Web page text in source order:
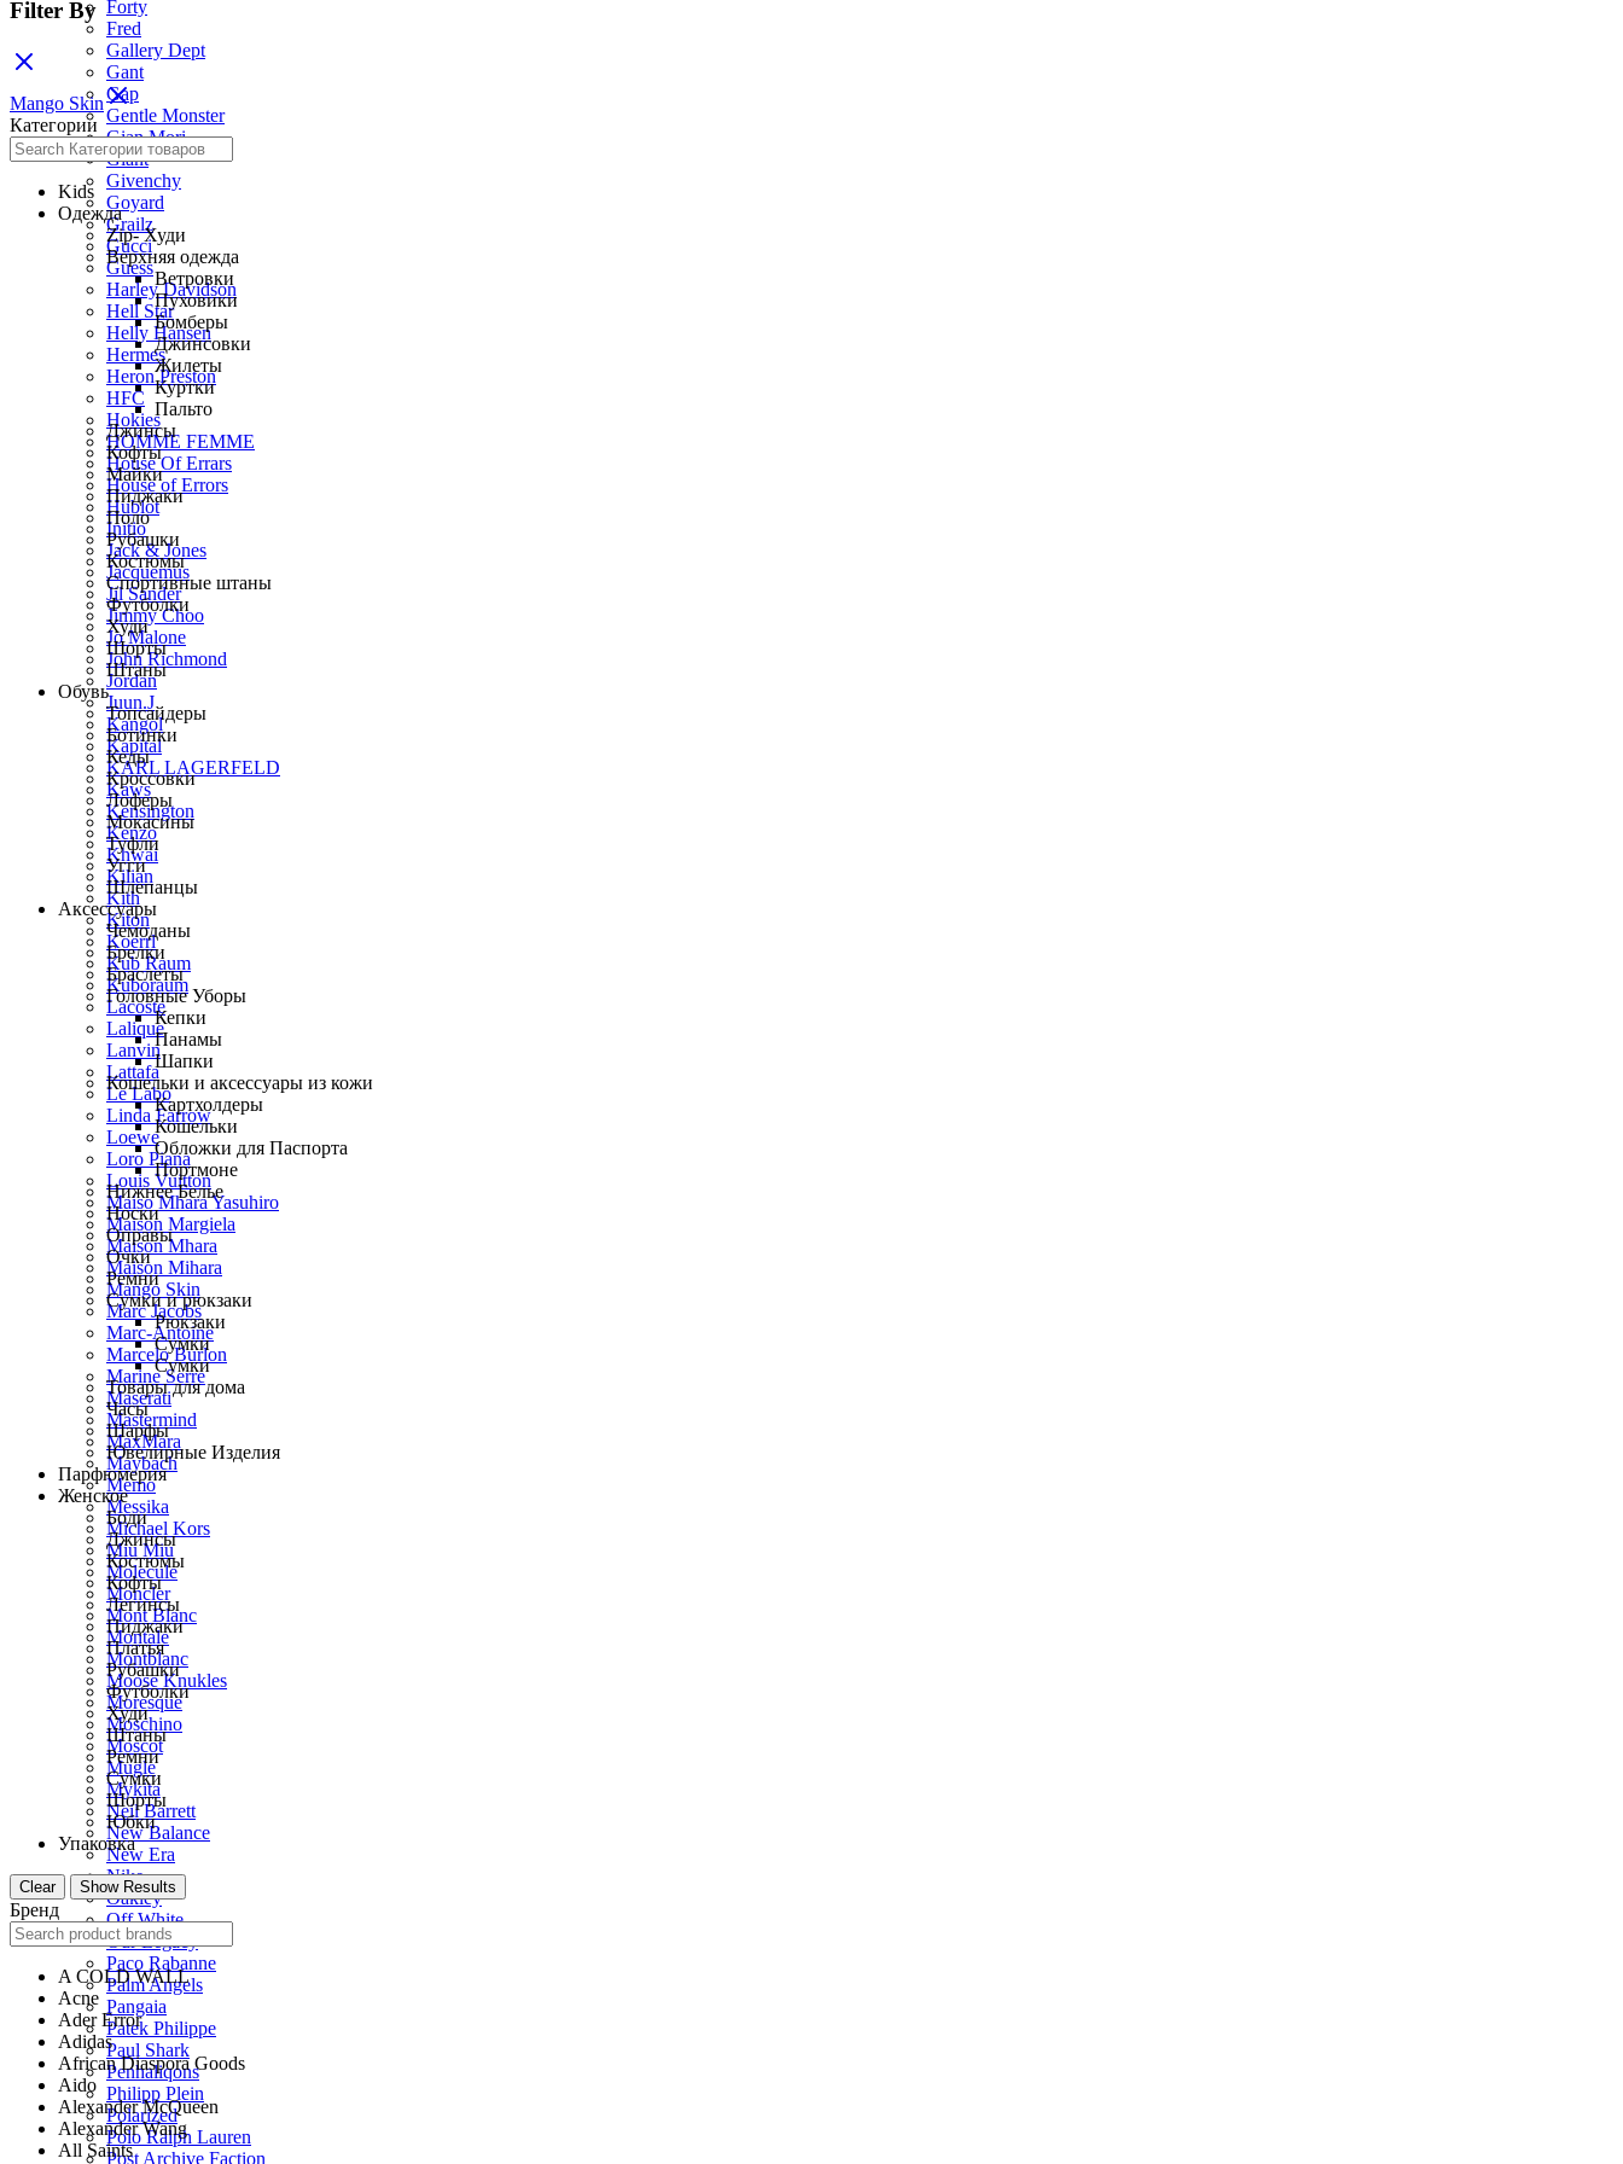
Forty
Fred
Gallery Dept
Gant
Gap
Gentle Monster
Gian Mori
Giant
Givenchy
Goyard
Grailz
Gucci
Guess
Harley Davidson
Hell Star
Helly Hansen
Hermes
Heron Preston
HFC
Hokies
HOMME FEMME
House Of Errars
House of Errors
Hublot
Initio
Jack & Jones
Jacquemus
Jil Sander
Jimmy Choo
Jo Malone
John Richmond
Jordan
Juun.J
Kangol
Kapital
KARL LAGERFELD
Kaws
Kensington
Kenzo
Khwai
Kilian
Kith
Kiton
Koerrl
Kub Raum
Kuboraum
Lacoste
Lalique
Lanvin
Lattafa
Le Labo
Linda Farrow
Loewe
Loro Piana
Louis Vuitton
Maiso Mhara Yasuhiro
Maison Margiela
Maison Mhara
Maison Mihara
Mango Skin
Marc Jacobs
Marc-Antoine
Marcelo Burlon
Marine Serre
Maserati
Mastermind
MaxMara
Maybach
Memo
Messika
Michael Kors
Miu Miu
Molecule
Moncler
Mont Blanc
Montale
Montblanc
Moose Knukles
Moresque
Moschino
Moscot
Mugle
Mykita
Neil Barrett
New Balance
New Era
Nike
Oakley
Off White
Our Legacy
Paco Rabanne
Palm Angels
Pangaia
Patek Philippe
Paul Shark
Penhaliqons
Philipp Plein
Polarized
Polo Ralph Lauren
Post Archive Faction
Filter By
Mango Skin
Категории
Kids
Одежда
Zip- Худи
Верхняя одежда
Ветровки
Пуховики
Бомберы
Джинсовки
Жилеты
Куртки
Пальто
Джинсы
Кофты
Майки
Пиджаки
Поло
Рубашки
Костюмы
Спортивные штаны
Футболки
Худи
Шорты
Штаны
Обувь
Топсайдеры
Ботинки
Кеды
Кроссовки
Лоферы
Мокасины
Туфли
Угги
Шлепанцы
Аксессуары
Чемоданы
Брелки
Браслеты
Головные Уборы
Кепки
Панамы
Шапки
Кошельки и аксессуары из кожи
Картхолдеры
Кошельки
Обложки для Паспорта
Портмоне
Нижнее Белье
Носки
Оправы
Очки
Ремни
Сумки и рюкзаки
Рюкзаки
Сумки
Сумки
Товары для дома
Часы
Шарфы
Ювелирные Изделия
Парфюмерия
Женское
Боди
Джинсы
Костюмы
Кофты
Легинсы
Пиджаки
Платья
Рубашки
Футболки
Худи
Штаны
Ремни
Сумки
Шорты
Юбки
Упаковка
Clear Show Results
Бренд
A COLD WALL
Acne
Ader Error
Adidas
African Diaspora Goods
Aido
Alexander McQueen
Alexander Wang
All Saints